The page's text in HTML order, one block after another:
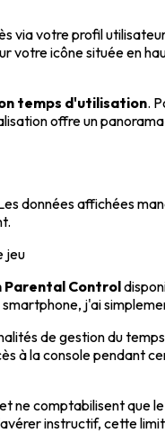
via votre profil
votre icône située en
temps d'utilisation.
offre un
données affichées
jeu
Parental Control
j'ai
de gestion du
à la console pendant
comptabilisent que
instructif, cette